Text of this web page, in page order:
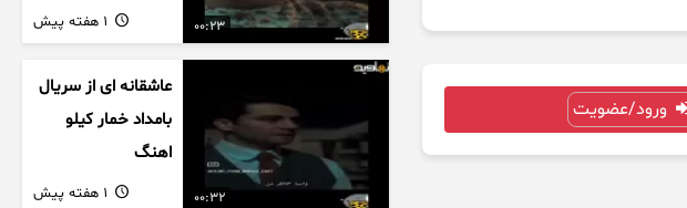
ورود/عضویت
00:23
00:32
عاشقانه ای از سریال
بامداد خمار کیلو
اهنگ